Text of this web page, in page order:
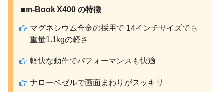
■m-Book X400 の特徴
マグネシウム合金の採用で 14インチサイズでも
重量1.1kgの軽さ
軽快な動作でパフォーマンスも快適
ナローベゼルで画面まわりがスッキリ